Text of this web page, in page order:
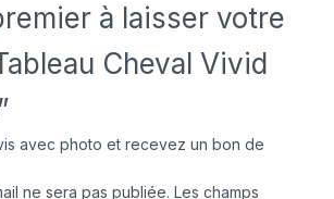
à laisser votre
Cheval Vivid
avec photo et recevez un bon de
ne sera pas publiée. Les champs